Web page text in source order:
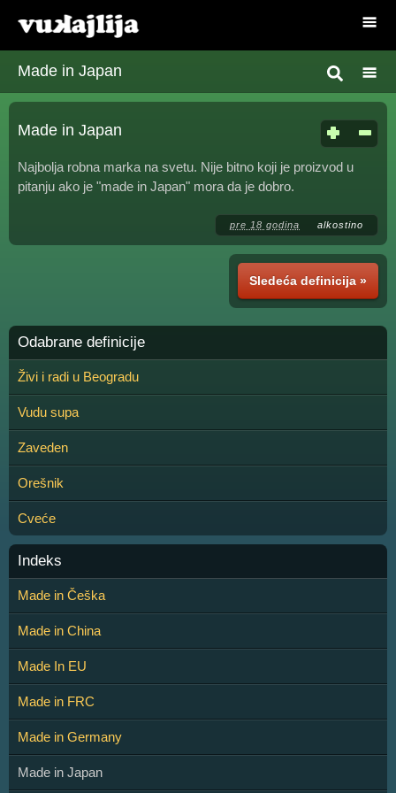
Made in Japan
Made in Japan
Najbolja robna marka na svetu. Nije bitno koji je proizvod u
pitanju ako je "made in Japan" mora da je dobro.
pre 18 godina alkostino
Sledeća definicija »
Odabrane definicije
Živi i radi u Beogradu
Vudu supa
Zaveden
Orešnik
Cveće
Indeks
Made in Češka
Made in China
Made In EU
Made in FRC
Made in Germany
Made in Japan